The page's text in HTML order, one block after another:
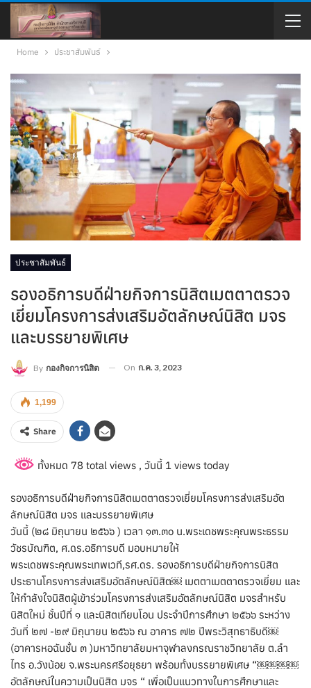
Home ประชาสัมพันธ์
ประชาสัมพันธ์
รองอธิการบดีฝ่ายกิจการนิสิตเมตตาตรวจ
เยี่ยมโครงการส่งเสริมอัตลักษณ์นิสิต มจร
และบรรยายพิเศษ
By กองกิจการนิสิต On ก.ค. 3, 2023
1,199
Share
ทั้งหมด 78 total views , วันนี้ 1 views today
รองอธิการบดีฝ่ายกิจการนิสิตเมตตาตรวจเยี่ยมโครงการส่งเสริมอัต
ลักษณ์นิสิต มจร และบรรยายพิเศษ
วันนี้ (๒๘ มิถุนายน ๒๕๖๖ ) เวลา ๑๓.๓๐ น.พระเดชพระคุณพระธรรม
วัชรบัณฑิต, ศ.ดร.อธิการบดี มอบหมายให้
พระเดชพระคุณพระเทพเวที,รศ.ดร. รองอธิการบดีฝ่ายกิจการนิสิต
ประธานโครงการส่งเสริมอัตลักษณ์นิสิต￼ เมตตาเมตตาตรวจเยี่ยม และ
ให้กำลังใจนิสิตผู้เข้าร่วมโครงการส่งเสริมอัตลักษณ์นิสิต มจรสำหรับ
นิสิตใหม่ ชั้นปีที่ ๑ และนิสิตเทียบโอน ประจำปีการศึกษา ๒๕๖๖ ระหว่าง
วันที่ ๒๗ -๒๙ มิถุนายน ๒๕๖๖ ณ อาคาร ๗๒ ปีพระวิสุทธาธิบดี￼
(อาคารหอฉันชั้น ๓ )มหาวิทยาลัยมหาจุฬาลงกรณราชวิทยาลัย ต.ลำ
ไทร อ.วังน้อย จ.พระนครศรีอยุธยา พร้อมทั้งบรรยายพิเศษ “￼￼￼￼
อัตลักษณ์ในความเป็นนิสิต มจร “ เพื่อเป็นแนวทางในการศึกษาและ